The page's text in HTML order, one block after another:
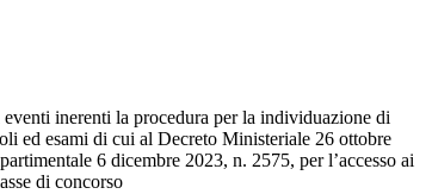
inerenti la procedura per la individuazione di
ed esami di cui al Decreto Ministeriale 26 ottobre
6 dicembre 2023, n. 2575, per l’accesso ai
di concorso